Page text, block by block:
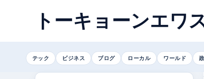
トーキョーンエワ
テック ビジネス ブログ ローカル ワールド